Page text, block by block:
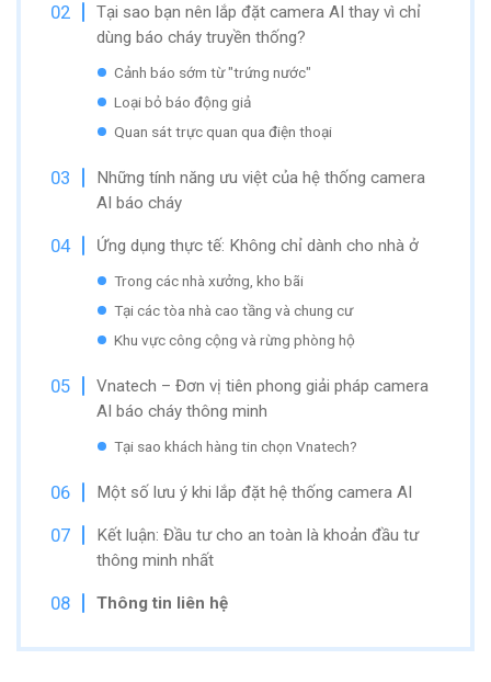
Tại sao bạn nên lắp đặt camera AI thay vì chỉ
dùng báo cháy truyền thống?
Cảnh báo sớm từ "trứng nước"
Loại bỏ báo động giả
Quan sát trực quan qua điện thoại
Những tính năng ưu việt của hệ thống camera
AI báo cháy
Ứng dụng thực tế: Không chỉ dành cho nhà ở
Trong các nhà xưởng, kho bãi
Tại các tòa nhà cao tầng và chung cư
Khu vực công cộng và rừng phòng hộ
Vnatech – Đơn vị tiên phong giải pháp camera
AI báo cháy thông minh
Tại sao khách hàng tin chọn Vnatech?
Một số lưu ý khi lắp đặt hệ thống camera AI
Kết luận: Đầu tư cho an toàn là khoản đầu tư
thông minh nhất
Thông tin liên hệ